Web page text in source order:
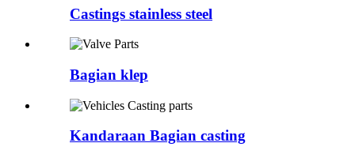
Castings stainless steel
Bagian klep
Kandaraan Bagian casting